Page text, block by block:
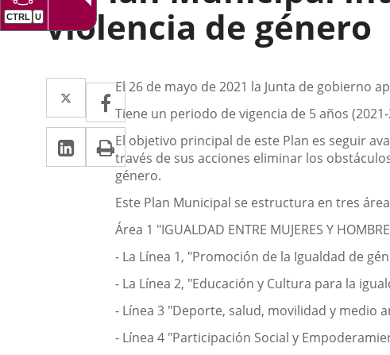
violencia de género
Twitter
Enlace
a
una
aplicación
externa.
Facebook
Enlace
a
una
aplicación
externa.
LinkedIn
Enlace
a
aplicación
externa.
Imprimir
Descripción
El 26 de mayo de 2021 la Junta de gobierno
Tiene un periodo de vigencia de 5 años
El objetivo principal de este Plan es seguir
través de sus acciones eliminar los
género.
Este Plan Municipal se estructura en tres
Área 1 "IGUALDAD ENTRE MUJERES Y
- La Línea 1, "Promoción de la Igualdad de
- La Línea 2, "Educación y Cultura para la
- Línea 3 "Deporte, salud, movilidad y medio
- Línea 4 "Participación Social y